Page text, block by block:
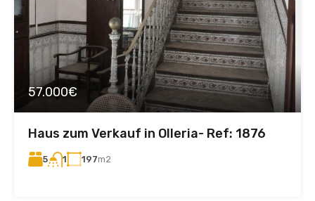
57.000€
Haus zum Verkauf in Olleria- Ref: 1876
5 1 197m2